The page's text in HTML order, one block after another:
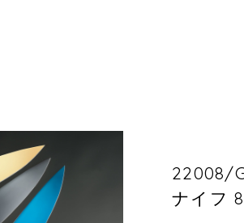
22008/
ナイフ